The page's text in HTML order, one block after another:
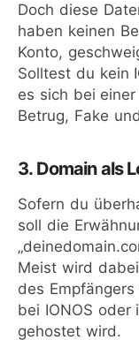
Doch diese
haben keinen
Konto,
Solltest du kein
es sich bei
Betrug, Fake
3. Domain als
Sofern du
soll die
Meist wird
des
bei IONOS oder
gehostet wird.